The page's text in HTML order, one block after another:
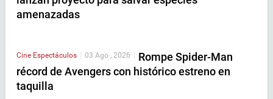
amenazadas
Cine Espectáculos 03 Ago , 2026
Rompe Spider-Man
récord de Avengers con histórico estreno en
taquilla